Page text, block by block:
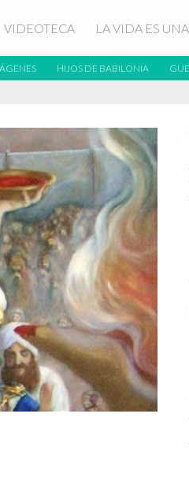
VIDEOTECA LA VIDA ES
HIJOS DE BABILONIA